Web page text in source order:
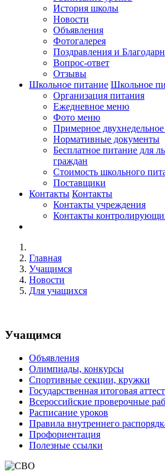
История школы
Новости
Объявления
Фотогалерея
Поздравления и
Вопрос-ответ
Отзывы
Школьное питание Школьное
Организация питания
Ежедневное меню
Фото меню
Примерное
Нормативные документы
Бесплатное питание для
граждан
Стоимость школьного
Поставщики
Контакты Контакты
Контакты учреждения
Контакты
Главная
Учащимся
Новости
Для учащихся
Учащимся
Объявления
Олимпиады, конкурсы
Спортивные секции, кружки
Государственная итоговая
Всероссийские проверочные
Расписание уроков
Правила внутреннего
Профориентация
Полезные ссылки